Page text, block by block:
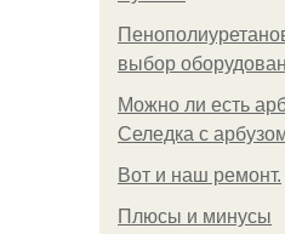
выбор
Можно ли есть
Селедка с
Boт и наш ремoнт.
Плюсы и минусы